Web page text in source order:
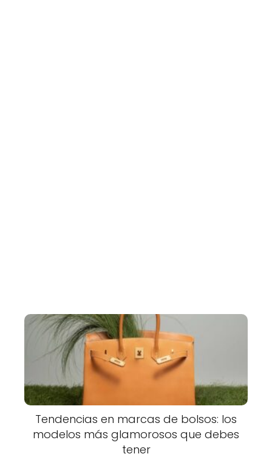
Tendencias en marcas de bolsos: los
modelos más glamorosos que debes
tener